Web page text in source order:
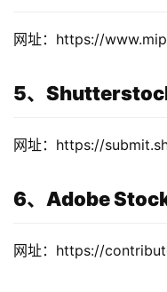
网址：https://
5、
网址：https://
6、Adobe
网址：https://